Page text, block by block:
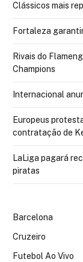
Clássicos mais
Fortaleza
Rivais do
Champions
Internacional
Europeus
contratação de
LaLiga pagará
piratas
Barcelona
Cruzeiro
Futebol Ao Vivo